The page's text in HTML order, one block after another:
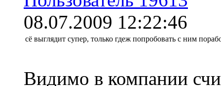
08.07.2009 12:22:46
сё выглядит супер, только гдеж попробовать с ним
Видимо в компании